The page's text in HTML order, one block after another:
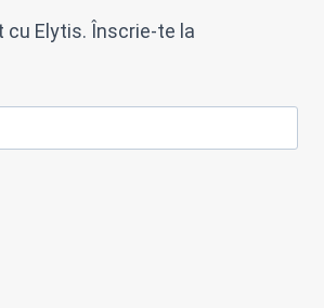
cu Elytis. Înscrie-te la